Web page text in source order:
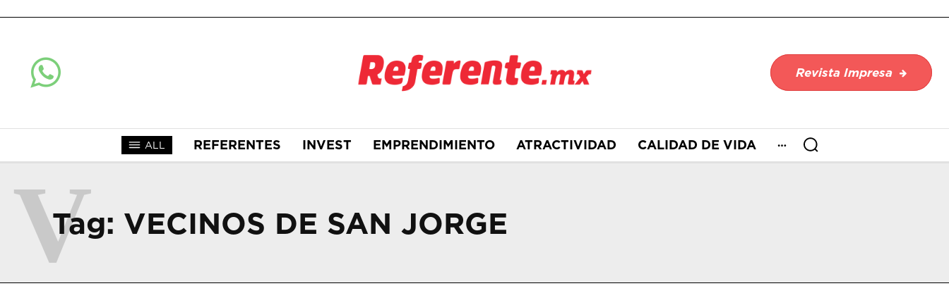
Revista Impresa
ALL REFERENTES INVEST EMPRENDIMIENTO ATRACTIVIDAD CALIDAD DE VIDA
Tag: VECINOS DE SAN JORGE
V